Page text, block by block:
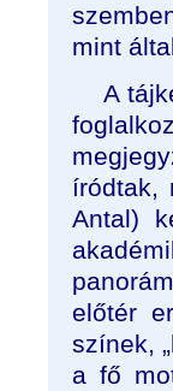
mint
A
íródtak,
Antal)
előtér
színek,
a fő